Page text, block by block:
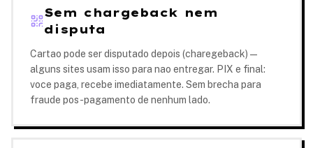
Sem chargeback nem
disputa
Cartao pode ser disputado depois (charegeback) —
alguns sites usam isso para nao entregar. PIX e final:
voce paga, recebe imediatamente. Sem brecha para
fraude pos-pagamento de nenhum lado.